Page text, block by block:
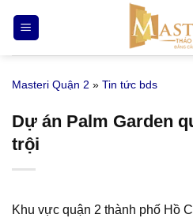
qua
nội
Masteri Quận 2 » Tin tức bds
Dự án Palm Garden
trội
Khu vực quận 2 thành phố Hồ